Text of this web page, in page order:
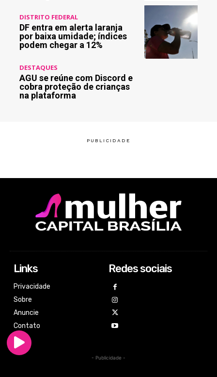
DISTRITO FEDERAL
DF entra em alerta laranja
por baixa umidade; índices
podem chegar a 12%
DESTAQUES
AGU se reúne com Discord e
cobra proteção de crianças
na plataforma
Links
Privacidade
Sobre
Anuncie
Contato
Redes sociais
- Publicidade -